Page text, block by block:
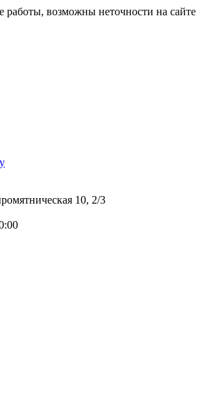
работы, возможны неточности на сайте
10, 2/3